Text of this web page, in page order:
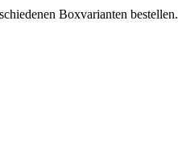
Boxvarianten bestellen.